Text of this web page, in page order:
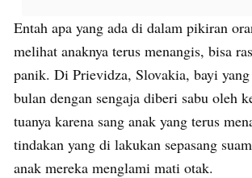
Entah apa yang ada di dalam pikiran
melihat anaknya terus menangis, bisa
panik. Di Prievidza, Slovakia, bayi
bulan dengan sengaja diberi sabu oleh
tuanya karena sang anak yang terus
tindakan yang di lakukan sepasang
anak mereka menglami mati otak.